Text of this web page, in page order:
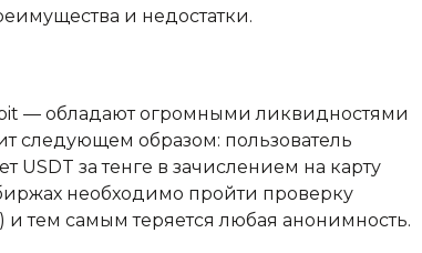
и недостатки.
— обладают огромными ликвидностями
образом: пользователь
USDT за тенге в зачислением на карту
необходимо пройти проверку
тем самым теряется любая анонимность.